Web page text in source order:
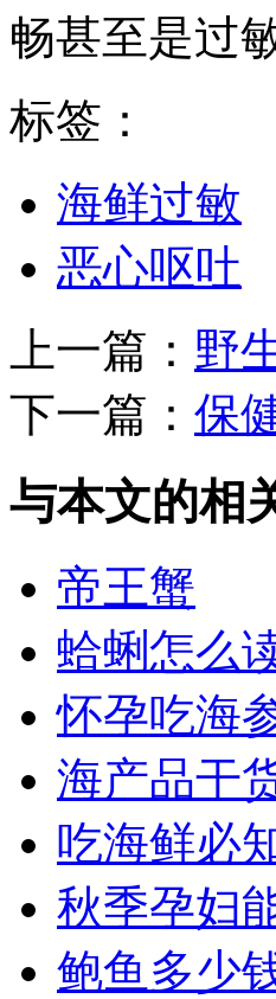
畅甚至是过
标签：
海鲜过敏
恶心呕吐
上一篇： 野
下一篇： 保
与本文的相
帝王蟹
蛤蜊怎么
怀孕吃海
海产品干
吃海鲜必
秋季孕妇
鲍鱼多少